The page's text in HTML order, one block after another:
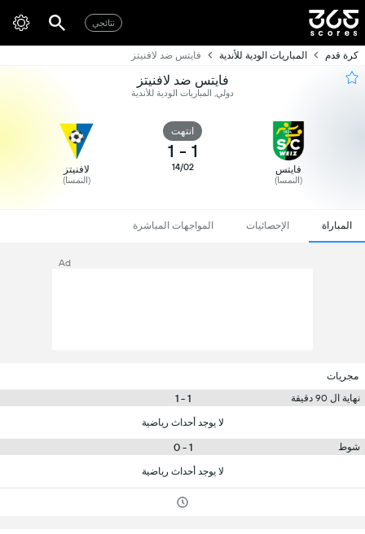
نتائجي
كرة قدم المباريات الودية للأندية فايتس ضد لافنيتز
فايتس ضد لافنيتز
دولي, المباريات الودية للأندية
فايتس
(النمسا)
انتهت
1
-
1
14/02 لافنيتز
(النمسا)
المباراة الإحصائيات المواجهات المباشرة
Ad
مجريات
نهاية ال 90 دقيقة
1 - 1
لا يوجد أحداث رياضية
شوط 1 - 0
لا يوجد أحداث رياضية